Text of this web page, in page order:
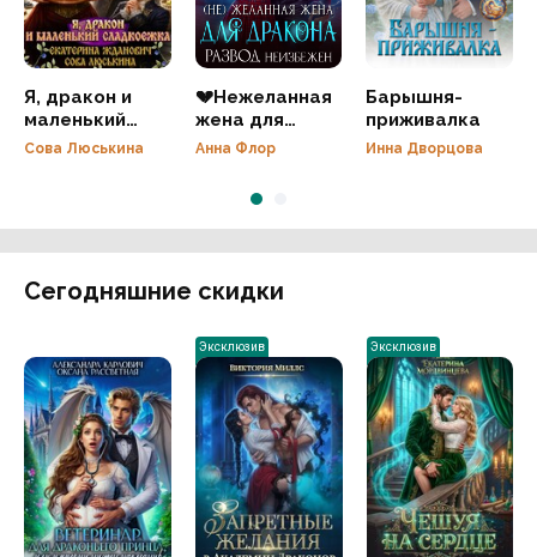
Я, дракон и
маленький
сладкоежка
Сова Люськина
💔Нежеланная
жена для
дракона.
неизбежен
Анна Флор
Барышня-
приживалка
Инна Дворцова
Сегодняшние скидки
Эксклюзив Эксклюзив